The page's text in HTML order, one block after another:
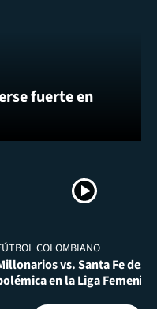
fuerte en
COLOMBIANO
vs. Santa Fe
en la Liga Femenina